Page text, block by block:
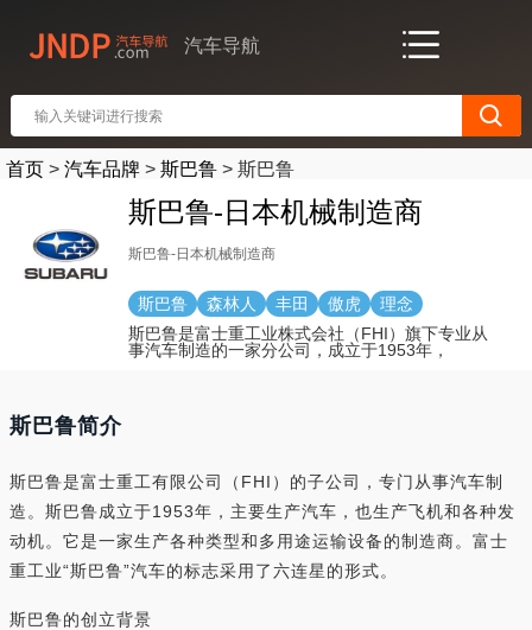
汽车导航
首页 > 汽车品牌 > 斯巴鲁 > 斯巴鲁
斯巴鲁-日本机械制造商
斯巴鲁-日本机械制造商
斯巴鲁 森林人 丰田 傲虎
理念
斯巴鲁是富士重工业株式会社（FHI）旗下专业从
事汽车制造的一家分公司，成立于1953年，
斯巴鲁简介
斯巴鲁是富士重工有限公司（FHI）的子公司，专门从事汽车制
造。斯巴鲁成立于1953年，主要生产汽车，也生产飞机和各种发
动机。它是一家生产各种类型和多用途运输设备的制造商。富士
重工业“斯巴鲁”汽车的标志采用了六连星的形式。
斯巴鲁的创立背景